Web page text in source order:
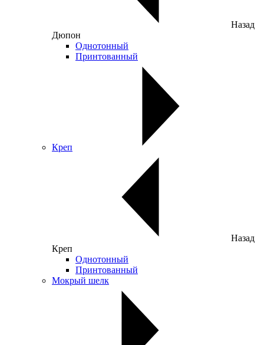
Назад
Дюпон
Однотонный
Принтованный
Креп
Назад
Креп
Однотонный
Принтованный
Мокрый шелк